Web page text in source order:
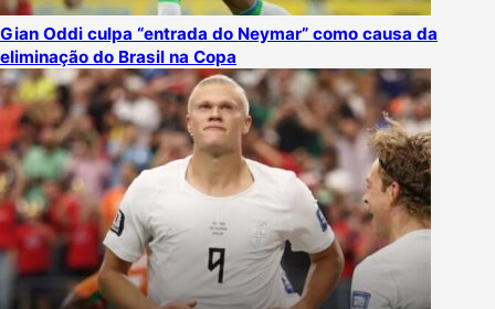
Gian Oddi culpa “entrada do Neymar” como causa da
eliminação do Brasil na Copa